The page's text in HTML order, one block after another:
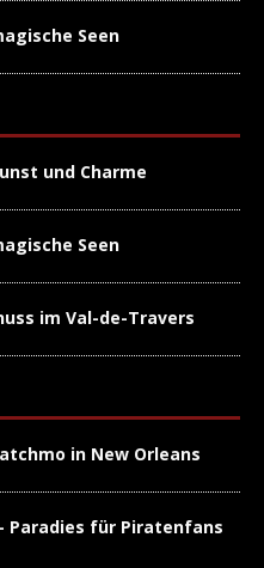
Seen
und Charme
Seen
im Val-de-Travers
in New Orleans
Paradies für Piratenfans